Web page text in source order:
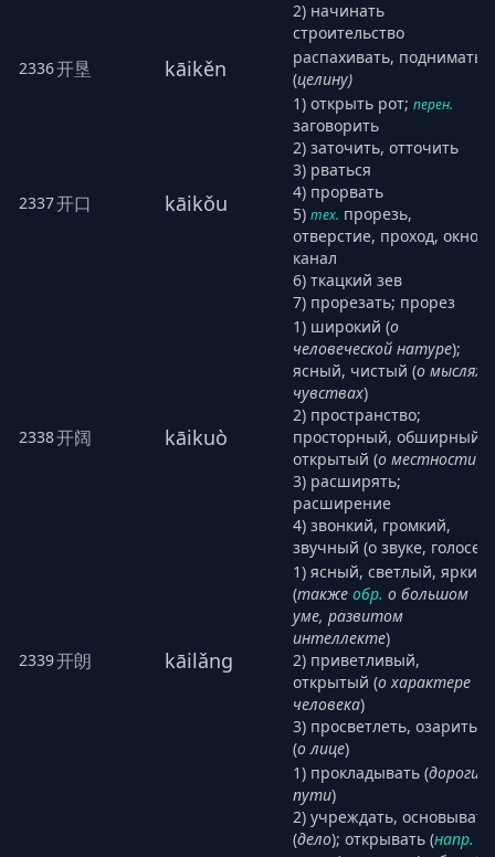
2) начинать
строительство
2336开垦 kāikěn
распахивать, поднимать
(целину)
2337开口 kāikǒu
1) открыть рот; перен.
заговорить
2) заточить, отточить
3) рваться
4) прорвать
5) тех. прорезь,
отверстие, проход, окно,
канал
6) ткацкий зев
7) прорезать; прорез
2338开阔 kāikuò
1) широкий (о
человеческой натуре);
ясный, чистый (о мыслях,
чувствах)
2) пространство;
просторный, обширный,
открытый (о местности)
3) расширять;
расширение
4) звонкий, громкий,
звучный (о звуке, голосе)
2339开朗 kāilǎng
1) ясный, светлый, яркий
(также обр. о большом
уме, развитом
интеллекте)
2) приветливый,
открытый (о характере
человека)
3) просветлеть, озариться
(о лице)
1) прокладывать (дороги,
пути)
2) учреждать, основывать
(дело); открывать (напр.